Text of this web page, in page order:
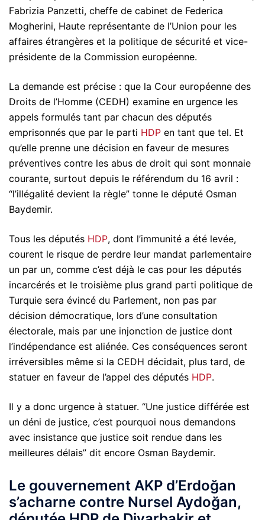
Fabrizia Panzetti, cheffe de cabinet de Federica
Mogherini, Haute représentante de l’Union pour les
affaires étrangères et la politique de sécurité et vice-
présidente de la Commission européenne.
La demande est précise : que la Cour européenne des
Droits de l’Homme (CEDH) examine en urgence les
appels formulés tant par chacun des députés
emprisonnés que par le parti HDP en tant que tel. Et
qu’elle prenne une décision en faveur de mesures
préventives contre les abus de droit qui sont monnaie
courante, surtout depuis le référendum du 16 avril :
“l’illégalité devient la règle” tonne le député Osman
Baydemir.
Tous les députés HDP, dont l’immunité a été levée,
courent le risque de perdre leur mandat parlementaire
un par un, comme c’est déjà le cas pour les députés
incarcérés et le troisième plus grand parti politique de
Turquie sera évincé du Parlement, non pas par
décision démocratique, lors d’une consultation
électorale, mais par une injonction de justice dont
l’indépendance est aliénée. Ces conséquences seront
irréversibles même si la CEDH décidait, plus tard, de
statuer en faveur de l’appel des députés HDP.
Il y a donc urgence à statuer. “Une justice différée est
un déni de justice, c’est pourquoi nous demandons
avec insistance que justice soit rendue dans les
meilleures délais” dit encore Osman Baydemir.
Le gouvernement AKP d’Erdoğan
s’acharne contre Nursel Aydoğan,